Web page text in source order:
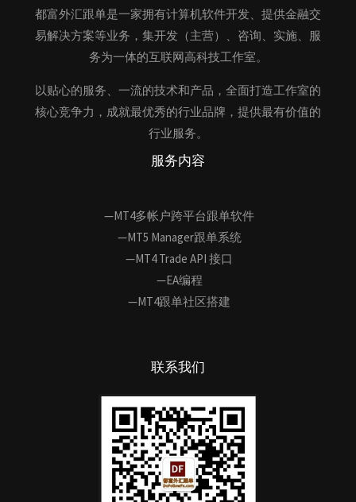
都富外汇跟单是一家拥有计算机软件开发、提供金融交
易解决方案等业务，集开发（主营）、咨询、实施、服
务为一体的互联网高科技工作室。
以贴心的服务、一流的技术和产品，全面打造工作室的
核心竞争力，成就最优秀的行业品牌，提供最有价值的
行业服务。
服务内容
—MT4多帐户跨平台跟单软件
—MT5 Manager跟单系统
—MT4 Trade API 接口
—EA编程
—MT4跟单社区搭建
联系我们